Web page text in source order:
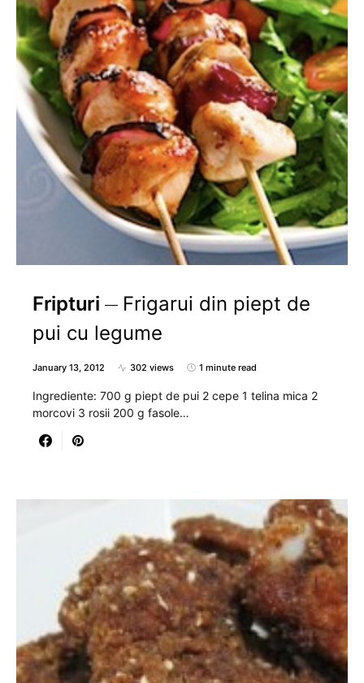
Fripturi
Frigarui din piept de
pui cu legume
January 13, 2012 302 views 1 minute read
Ingrediente: 700 g piept de pui 2 cepe 1 telina mica 2
morcovi 3 rosii 200 g fasole…